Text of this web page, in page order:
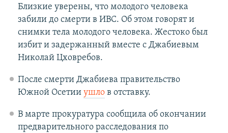
Близкие уверены, что молодого человека
забили до смерти в ИВС. Об этом говорят и
снимки тела молодого человека. Жестоко был
избит и задержанный вместе с Джабиевым
Николай Цховребов.
После смерти Джабиева правительство
Южной Осетии ушлов отставку.
В марте прокуратура сообщила об окончании
предварительного расследования по